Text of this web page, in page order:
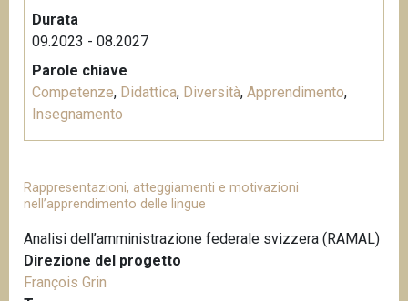
Durata
09.2023 - 08.2027
Parole chiave
Competenze, Didattica, Diversità, Apprendimento,
Insegnamento
Rappresentazioni, atteggiamenti e motivazioni
nell’apprendimento delle lingue
Analisi dell’amministrazione federale svizzera (RAMAL)
Direzione del progetto
François Grin